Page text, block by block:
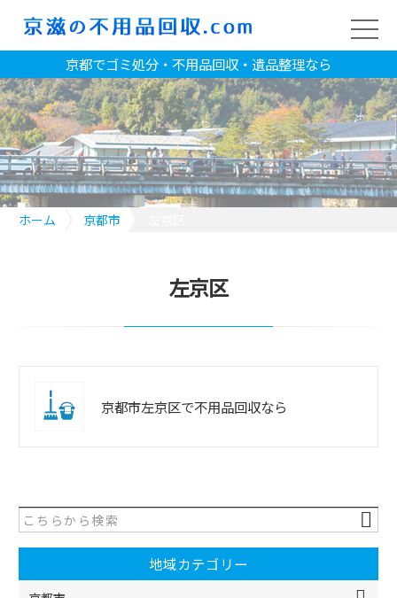
京都でゴミ処分・不用品回収・遺品整理なら
ホーム 京都市
左京区
京都市左京区で不用品回収なら
地域カテゴリー